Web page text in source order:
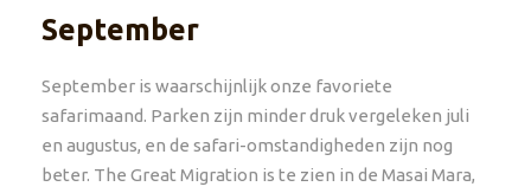
September
September is waarschijnlijk onze favoriete
safarimaand. Parken zijn minder druk vergeleken juli
en augustus, en de safari-omstandigheden zijn nog
beter. The Great Migration is te zien in de Masai Mara,